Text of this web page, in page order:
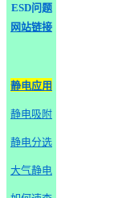
ESD问题
网站链接
静电应用
静电吸附
静电分选
大气静电